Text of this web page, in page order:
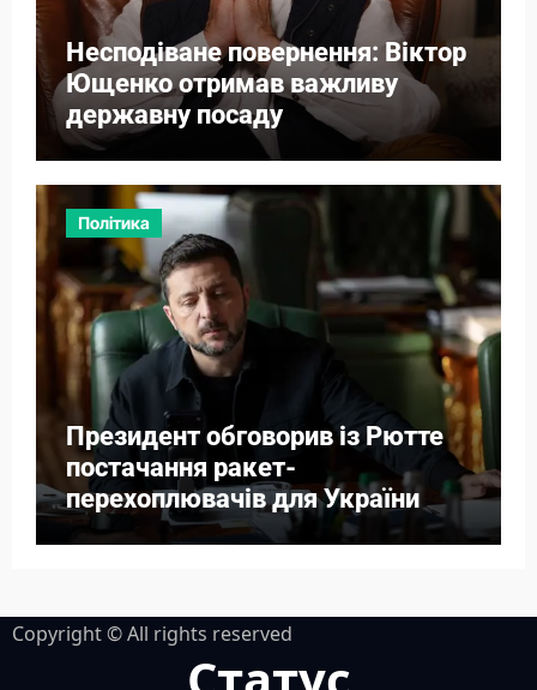
Несподіване повернення: Віктор
Ющенко отримав важливу
державну посаду
Політика
Президент обговорив із Рютте
постачання ракет-
перехоплювачів для України
Copyright © All rights reserved